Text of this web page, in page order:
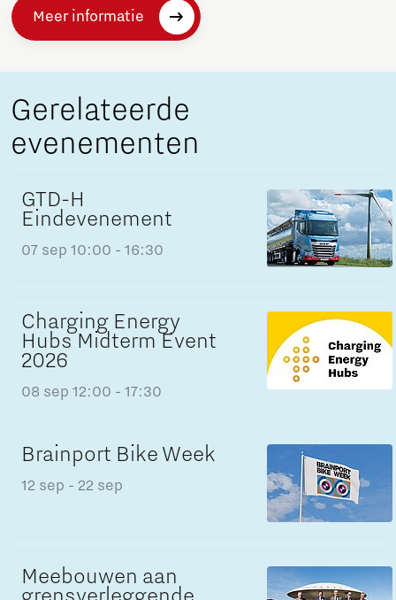
Meer informatie
Gerelateerde
evenementen
GTD-H
Eindevenement
07 sep 10:00 - 16:30
Charging Energy
Hubs Midterm Event
2026
08 sep 12:00 - 17:30
Brainport Bike Week
12 sep - 22 sep
Meebouwen aan